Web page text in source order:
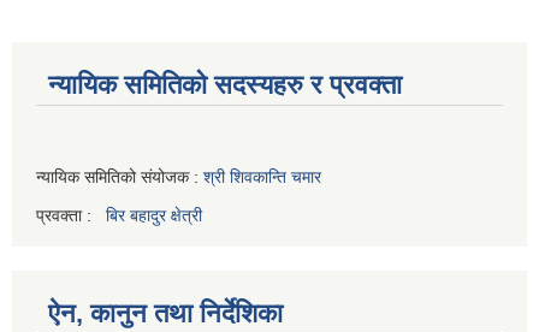
न्यायिक समितिको सदस्यहरु र प्रवक्ता
न्यायिक समितिको संयोजक : श्री शिवकान्ति चमार
प्रवक्ता : बिर बहादुर क्षेत्री
ऐन, कानुन तथा निर्देशिका